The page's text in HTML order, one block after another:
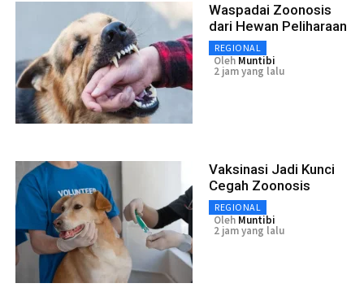
Waspadai Zoonosis
dari Hewan Peliharaan
REGIONAL
Oleh Muntibi
2 jam yang lalu
Vaksinasi Jadi Kunci
Cegah Zoonosis
REGIONAL
Oleh Muntibi
2 jam yang lalu